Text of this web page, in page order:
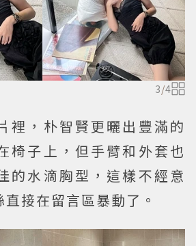
3/4
裡，朴智賢更曬出豐滿的
椅子上，但手臂和外套也
的水滴胸型，這樣不經意
接在留言區暴動了。